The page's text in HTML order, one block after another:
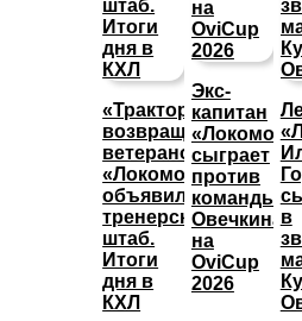
«Трактор»
возвращает
ветеранов,
«Локомотив»
объявил
тренерский
штаб.
Итоги
дня в
КХЛ
Экс-
капитан
сыграет
против
команды
Овечкина
на
OviCup
2026
в